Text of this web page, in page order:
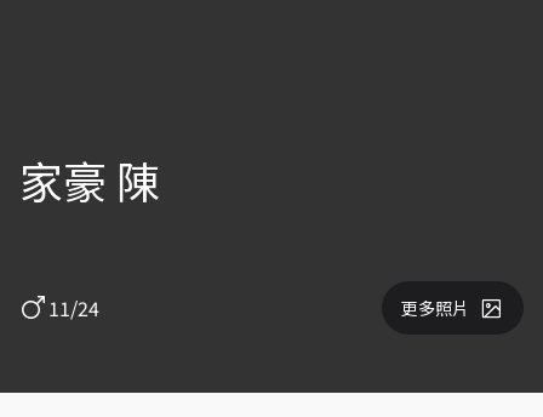
家豪 陳
11/24 更多照片